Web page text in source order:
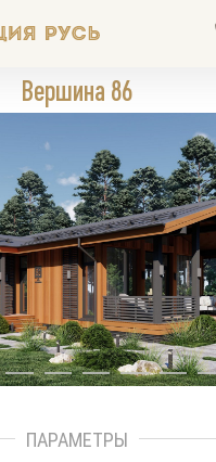
Вершина 86
ПАРАМЕТРЫ